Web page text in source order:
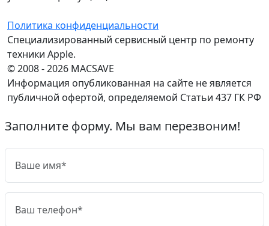
Политика конфиденциальности
Специализированный сервисный центр по ремонту
техники Apple.
© 2008 - 2026 MACSAVE
Информация опубликованная на сайте не является
публичной офертой, определяемой Статьи 437 ГК РФ
Заполните форму. Мы вам перезвоним!